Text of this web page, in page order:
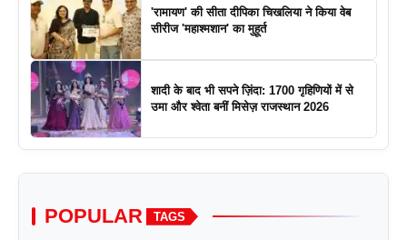
'रामायण' की सीता दीपिका चिखलिया ने किया वेब
सीरीज 'महाश्मशान' का मुहूर्त
शादी के बाद भी सपने ज़िंदा: 1700 गृहिणियों में से
उमा और श्वेता बनीं मिसेज़ राजस्थान 2026
POPULAR TAGS